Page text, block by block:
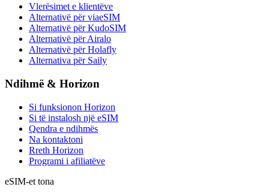
Vlerësimet e klientëve
Alternativë për viaeSIM
Alternativë për KudoSIM
Alternativë për Airalo
Alternativë për Holafly
Alternativa për Saily
Ndihmë & Horizon
Si funksionon Horizon
Si të instalosh një eSIM
Qendra e ndihmës
Na kontaktoni
Rreth Horizon
Programi i afiliatëve
eSIM-et tona